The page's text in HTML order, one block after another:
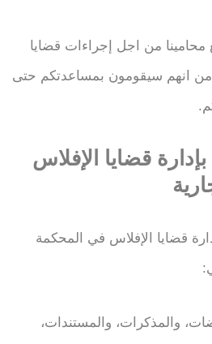
محامينا من اجل إجراءات قضايا
من انهم سيقومون بمساعدتكم حتى
قضايا الإفلاس
قضايا الإفلاس في المحكمة
والمذكرات، والمستندات،